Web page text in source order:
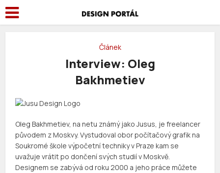
Článek
Interview: Oleg
Bakhmetiev
Oleg Bakhmetiev, na netu známý jako Jusus, je freelancer
původem z Moskvy. Vystudoval obor počítačový grafik na
Soukromé škole výpočetní techniky v Praze kam se
uvažuje vrátit po dončení svých studií v Moskvě.
Designem se zabývá od roku 2000 a jeho práce můžete